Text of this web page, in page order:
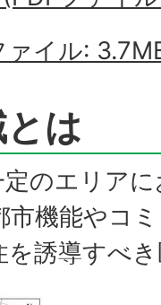
ァイル:
は
のエリア
機能やコ
誘導すべ